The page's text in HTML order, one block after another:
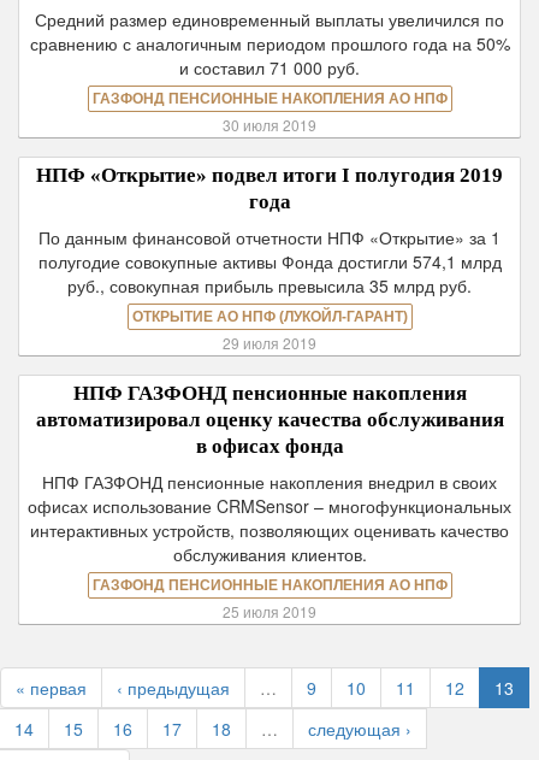
Средний размер единовременный выплаты увеличился по
сравнению с аналогичным периодом прошлого года на 50%
и составил 71 000 руб.
ГАЗФОНД ПЕНСИОННЫЕ НАКОПЛЕНИЯ АО НПФ
30 июля 2019
НПФ «Открытие» подвел итоги I полугодия 2019
года
По данным финансовой отчетности НПФ «Открытие» за 1
полугодие совокупные активы Фонда достигли 574,1 млрд
руб., совокупная прибыль превысила 35 млрд руб.
ОТКРЫТИЕ АО НПФ (ЛУКОЙЛ-ГАРАНТ)
29 июля 2019
НПФ ГАЗФОНД пенсионные накопления
автоматизировал оценку качества обслуживания
в офисах фонда
НПФ ГАЗФОНД пенсионные накопления внедрил в своих
офисах использование CRMSensor – многофункциональных
интерактивных устройств, позволяющих оценивать качество
обслуживания клиентов.
ГАЗФОНД ПЕНСИОННЫЕ НАКОПЛЕНИЯ АО НПФ
25 июля 2019
« первая ‹ предыдущая … 9 10 11 12
13
14
15 16 17 18 …
следующая ›